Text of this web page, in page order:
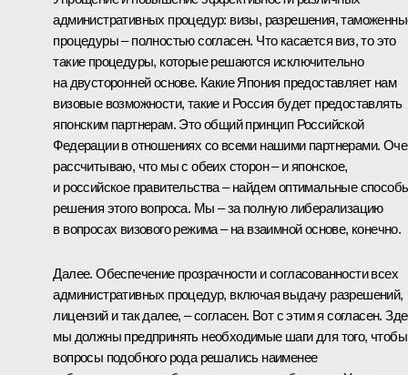
административных процедур: визы, разрешения,
процедуры – полностью согласен. Что касается виз, то это
такие процедуры, которые решаются исключительно
на двусторонней основе. Какие Япония предоставляет нам
визовые возможности, такие и Россия будет предоставлять
японским партнерам. Это общий принцип Российской
Федерации в отношениях со всеми нашими партнерами.
рассчитываю, что мы с обеих сторон – и японское,
и российское правительства – найдем оптимальные
решения этого вопроса. Мы – за полную либерализацию
в вопросах визового режима – на взаимной основе, конечно.
Далее. Обеспечение прозрачности и согласованности всех
административных процедур, включая выдачу разрешений,
лицензий и так далее, – согласен. Вот с этим я согласен.
мы должны предпринять необходимые шаги для того, чтобы
вопросы подобного рода решались наименее